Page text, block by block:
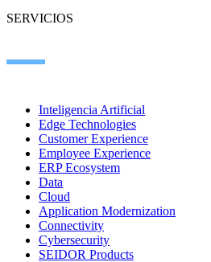
SERVICIOS
Inteligencia Artificial
Edge Technologies
Customer Experience
Employee Experience
ERP Ecosystem
Data
Cloud
Application Modernization
Connectivity
Cybersecurity
SEIDOR Products